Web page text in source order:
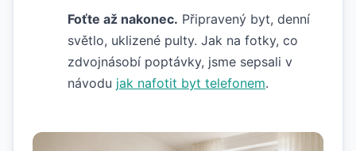
Foťte až nakonec. Připravený byt, denní
světlo, uklizené pulty. Jak na fotky, co
zdvojnásobí poptávky, jsme sepsali v
návodu jak nafotit byt telefonem.